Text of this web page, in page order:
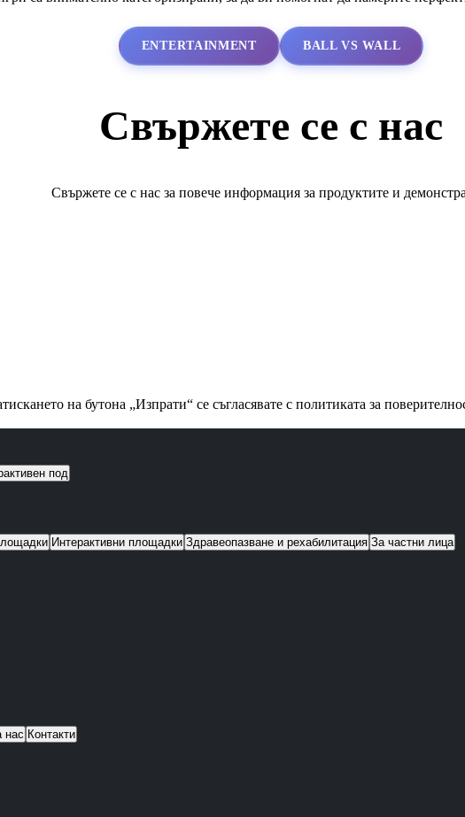
ENTERTAINMENT BALL VS WALL
Свържете се с нас
Свържете се с нас за повече информация за продуктите и
на бутона „Изпрати“ се съгласявате с политиката за
под
Интерактивни площадки Здравеопазване и рехабилитация За частни лица
нас Контакти